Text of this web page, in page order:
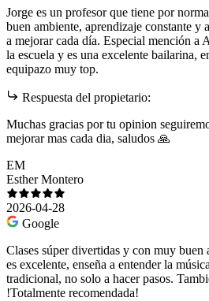
Jorge es un profesor que tiene por
buen ambiente, aprendizaje constante y
a mejorar cada día. Especial mención a
la escuela y es una excelente bailarina,
equipazo muy top.
Respuesta del propietario:
Muchas gracias por tu opinion
mejorar mas cada dia, saludos 🙏
EM
Esther Montero
2026-04-28
Google
Clases súper divertidas y con muy buen
es excelente, enseña a entender la
tradicional, no solo a hacer pasos.
!Totalmente recomendada!